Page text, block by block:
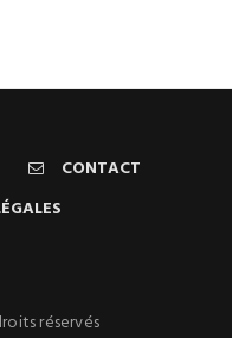
CONTACT
réservés